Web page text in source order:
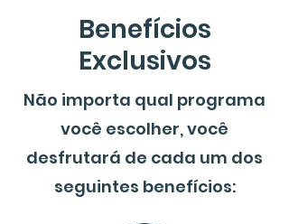
Benefícios
Exclusivos
Não importa qual programa
você escolher, você
desfrutará de cada um dos
seguintes benefícios: